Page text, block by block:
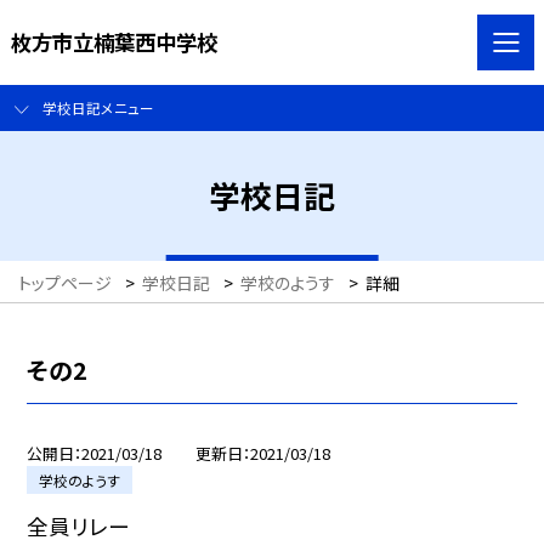
枚方市立楠葉西中学校
学校日記メニュー
学校日記
トップページ > 学校日記 > 学校のようす > 詳細
その2
公開日 2021/03/18 更新日 2021/03/18
学校のようす
全員リレー